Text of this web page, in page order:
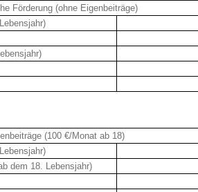
Förderung (ohne Eigenbeiträge)
(100 €/Monat ab 18)
dem 18. Lebensjahr)